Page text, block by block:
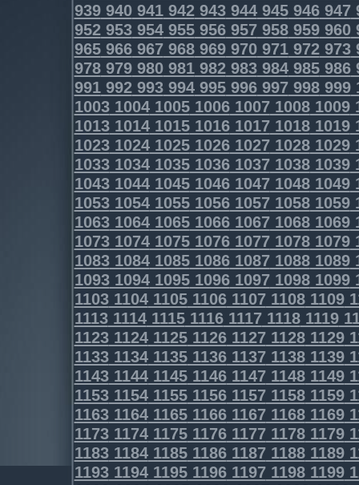
939940941942943944945946947
952953954955956957958959960
965966967968969970971972973
978979980981982983984985986
991992993994995996997998999
1003100410051006100710081009
1013101410151016101710181019
1023102410251026102710281029
1033103410351036103710381039
1043104410451046104710481049
1053105410551056105710581059
1063106410651066106710681069
1073107410751076107710781079
1083108410851086108710881089
1093109410951096109710981099
1103110411051106110711081109
1113111411151116111711181119
1123112411251126112711281129
1133113411351136113711381139
1143114411451146114711481149
1153115411551156115711581159
1163116411651166116711681169
1173117411751176117711781179
1183118411851186118711881189
1193119411951196119711981199